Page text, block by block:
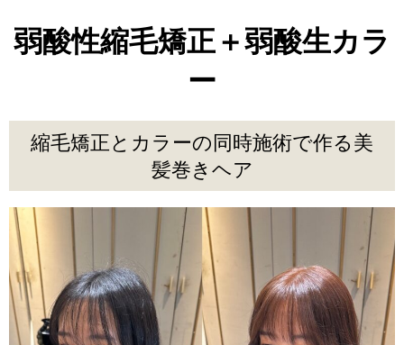
弱酸性縮毛矯正＋弱酸生カラ
ー
縮毛矯正とカラーの同時施術で作る美
髪巻きヘア